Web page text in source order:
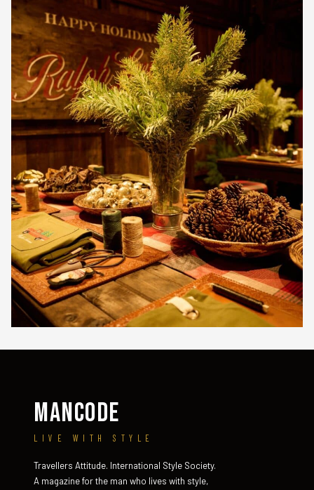
MANCODE
LIVE WITH STYLE
Travellers Attitude. International Style Society.
A magazine for the man who lives with style,